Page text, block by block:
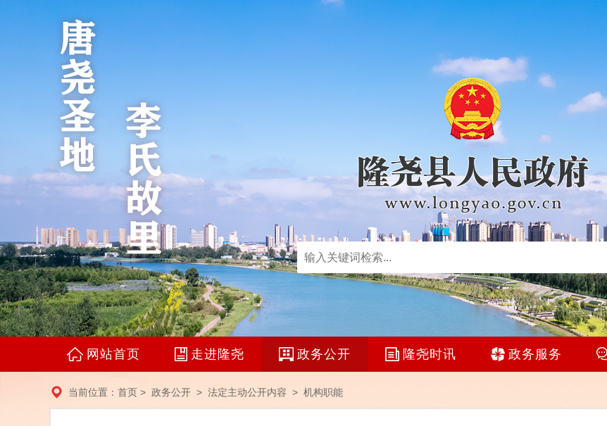
网站首页 走进隆尧 政务公开 隆尧时讯 政务服务
当前位置： 首页 > 政务公开 > 法定主动公开内容 > 机构职能